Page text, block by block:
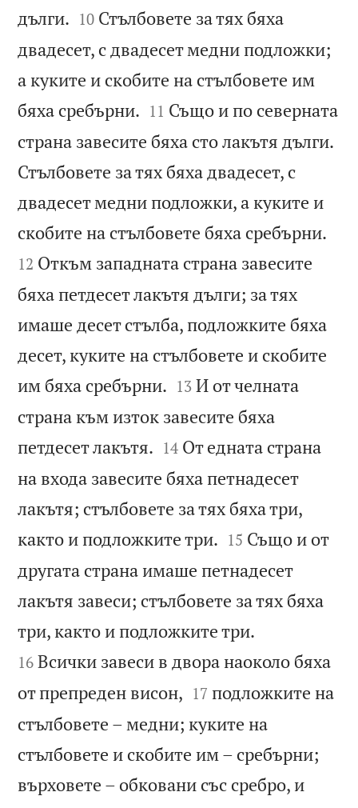
дълги. 

10 Стълбовете за тях бяха
двадесет, с двадесет медни подложки;
а куките и скобите на стълбовете им
бяха сребърни. 

11 Също и по северната
страна завесите бяха сто лакътя дълги.
Стълбовете за тях бяха двадесет, с
двадесет медни подложки, а куките и
скобите на стълбовете бяха сребърни.
12 Откъм западната страна завесите
бяха петдесет лакътя дълги; за тях
имаше десет стълба, подложките бяха
десет, куките на стълбовете и скобите
им бяха сребърни. 

13 И от челната
страна към изток завесите бяха
петдесет лакътя. 

14 От едната страна
на входа завесите бяха петнадесет
лакътя; стълбовете за тях бяха три,
както и подложките три. 

15 Също и от
другата страна имаше петнадесет
лакътя завеси; стълбовете за тях бяха
три, както и подложките три.
16 Всички завеси в двора наоколо бяха
от препреден висон, 

17 подложките на
стълбовете – медни; куките на
стълбовете и скобите им – сребърни;
върховете – обковани със сребро, и